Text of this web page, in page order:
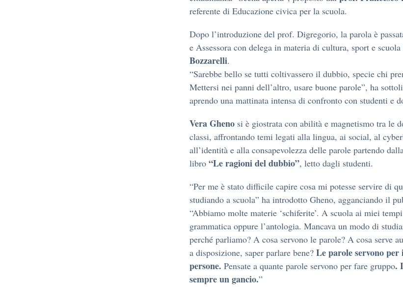
referente di Educazione civica per la scuola.
Dopo l’introduzione del prof. Digregorio, la parola è
e Assessora con delega in materia di cultura, sport e scuola
Bozzarelli.
“Sarebbe bello se tutti coltivassero il dubbio, specie chi
Mettersi nei panni dell’altro, usare buone parole”, ha
aprendo una mattinata intensa di confronto con studenti e
Vera Gheno si è giostrata con abilità e magnetismo tra le
classi, affrontando temi legati alla lingua, ai social, al
all’identità e alla consapevolezza delle parole partendo
libro “Le ragioni del dubbio”, letto dagli studenti.
“Per me è stato difficile capire cosa mi potesse servire di
studiando a scuola” ha introdotto Gheno, agganciando il
“Abbiamo molte materie ‘schiferite’. A scuola ai miei
grammatica oppure l’antologia. Mancava un modo di
perché parliamo? A cosa servono le parole? A cosa serve
a disposizione, saper parlare bene? Le parole servono
persone. Pensate a quante parole servono per fare gruppo.
sempre un gancio.”